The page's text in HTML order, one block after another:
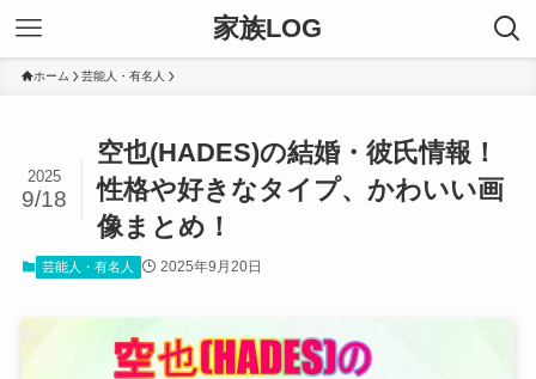
家族LOG
ホーム 芸能人・有名人
空也(HADES)の結婚・彼氏情報！
性格や好きなタイプ、かわいい画
像まとめ！
2025
9/18
芸能人・有名人 2025年9月20日